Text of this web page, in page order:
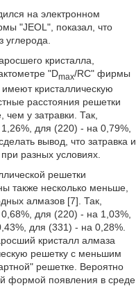
на электронном
"JEOL", показал, что
углерода.
кристалла,
"Dmax/RC" фирмы
кристаллическую
расстояния решетки
у затравки. Так,
для (220) - на 0,79%,
вывод, что затравка и
разных условиях.
решетки
также несколько меньше,
алмазов [7]. Так,
для (220) - на 1,03%,
для (331) - на 0,28%.
кристалл алмаза
решетку с меньшим
решетке. Вероятно
формой появления в среде